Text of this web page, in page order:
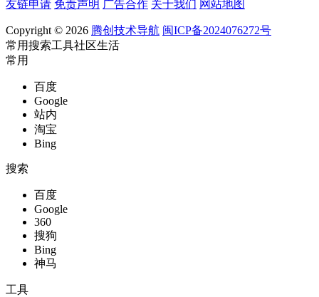
友链申请 免责声明 广告合作 关于我们 网站地图
Copyright © 2026 腾创技术导航 闽ICP备2024076272号
常用搜索工具社区生活
常用
百度
Google
站内
淘宝
Bing
搜索
百度
Google
360
搜狗
Bing
神马
工具